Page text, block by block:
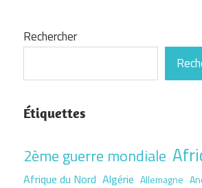
Rechercher
Étiquettes
2ème guerre mondiale
Afrique du Nord Algérie Allemagne